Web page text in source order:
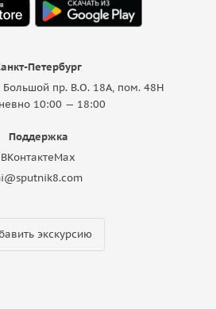
Петербург
Большой пр. В.О. 18A, пом. 48Н
10:00 — 18:00
Поддержка
ВКонтактеMax
экскурсию